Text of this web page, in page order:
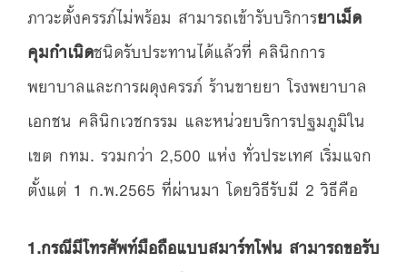
ภาวะตั้งครรภ์ไม่พร้อม สามารถเข้ารับบริการยาเม็ด
คุมกำเนิดชนิดรับประทานได้แล้วที่ คลินิกการ
พยาบาลและการผดุงครรภ์ ร้านขายยา โรงพยาบาล
เอกชน คลินิกเวชกรรม และหน่วยบริการปฐมภูมิใน
เขต กทม. รวมกว่า 2,500 แห่ง ทั่วประเทศ เริ่มแจก
ตั้งแต่ 1 ก.พ.2565 ที่ผ่านมา โดยวิธีรับมี 2 วิธีคือ
1.กรณีมีโทรศัพท์มือถือแบบสมาร์ทโฟน สามารถขอรับ